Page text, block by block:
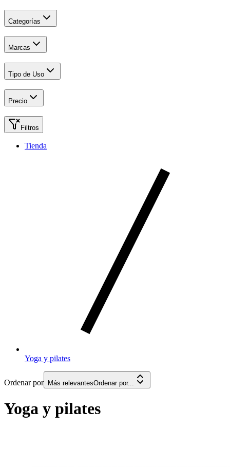
Categorías
Marcas
Tipo de Uso
Precio
Filtros
Tienda
Yoga y pilates
Ordenar por Más relevantesOrdenar por...
Yoga y pilates